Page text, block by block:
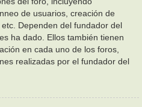
de usuarios, creación de
Dependen del fundador del
ha dado. Ellos también tienen
en cada uno de los foros,
realizadas por el fundador del